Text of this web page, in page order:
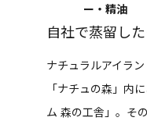
ー・精油
自社で蒸留し
ナチュラルアイラ
「ナチュの森」内
ム 森の工舎」。そ